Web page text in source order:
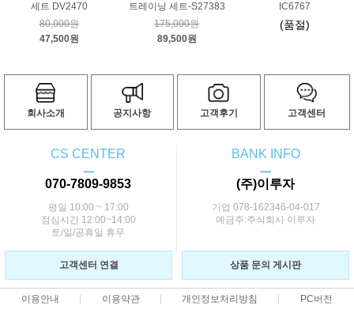
세트 DV2470
80,000원
47,500원
트레이닝 세트-S27383
175,000원
89,500원
IC6767
(품절)
회사소개 공지사항 고객후기 고객센터
CS CENTER
ㅡ
070-7809-9853
평일 10:00 ~ 17:00
점심시간 12:00~14:00
토/일/공휴일 휴무
BANK INFO
ㅡ
(주)이루자
기업 078-162346-04-017
예금주:주식회사 이루자
고객센터 연결 상품 문의 게시판
이용안내 이용약관 개인정보처리방침 PC버전